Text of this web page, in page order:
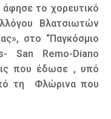
το χορευτικό
Βλατσιωτών
στο “Παγκόσμιο
San Remo-Diano
που έδωσε , υπό
τη Φλώρινα που